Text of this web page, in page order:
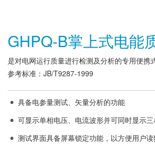
GHPQ-B掌上式电能
是对电网运行质量进行检测及分析的专用便携
参考标准：JB/T9287-1999
具备电参量测试、矢量分析的功能
可显示单相电压、电流波形并可同时显示
测试界面具备屏幕锁定功能，以方便用户